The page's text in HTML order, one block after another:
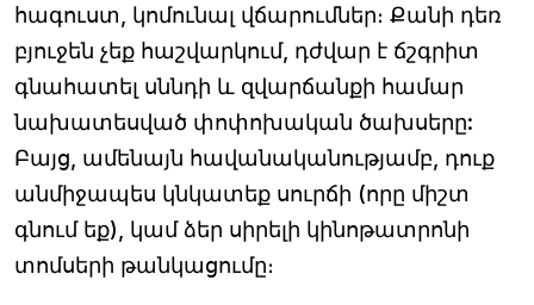
հագուստ, կոմունալ վճարումներ։ Քանի դեռ
բյուջեն չեք հաշվարկում, դժվար է ճշգրիտ
գնահատել սննդի և զվարճանքի համար
նախատեսված փոփոխական ծախսերը:
Բայց, ամենայն հավանականությամբ, դուք
անմիջապես կնկատեք սուրճի (որը միշտ
գնում եք), կամ ձեր սիրելի կինոթատրոնի
տոմսերի թանկացումը։